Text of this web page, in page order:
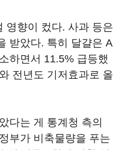
영향이 컸다. 사과 등은
받았다. 특히 달걀은 A
하면서 11.5% 급등했
전년도 기저효과로 올
다는 게 통계청 측의
부가 비축물량을 푸는